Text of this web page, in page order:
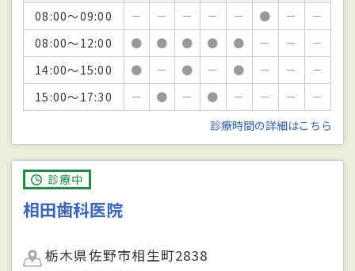
08:00～09:00
－ － － － － ● －
－
08:00～12:00
● ● ● ● ● － －
－
14:00～15:00
● － ● － ● － －
－
15:00～17:30
－ ● － ● － － －
－
診療時間の詳細はこちら
診療中
相田歯科医院
栃木県佐野市相生町2838